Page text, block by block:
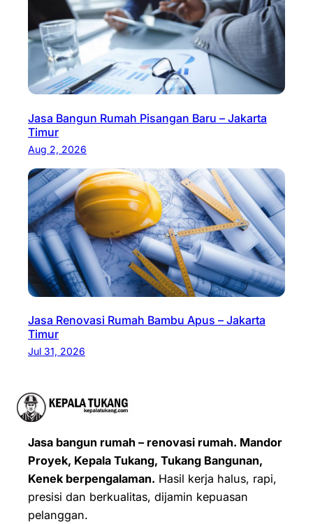
Jasa Bangun Rumah Pisangan Baru – Jakarta
Timur
Aug 2, 2026
Jasa Renovasi Rumah Bambu Apus – Jakarta
Timur
Jul 31, 2026
Jasa bangun rumah – renovasi rumah. Mandor
Proyek, Kepala Tukang, Tukang Bangunan,
Kenek berpengalaman. Hasil kerja halus, rapi,
presisi dan berkualitas, dijamin kepuasan
pelanggan.